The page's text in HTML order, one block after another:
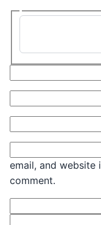
Type here..
email, and website
comment.